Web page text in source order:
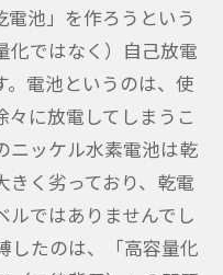
池」を作ろうという
化ではなく）自己放電
。電池というのは、使
に放電してしまうこ
ニッケル水素電池は乾
きく劣っており、乾電
ルではありませんでし
したのは、「高容量化